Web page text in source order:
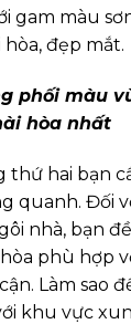
gam màu
đẹp mắt.
phối màu
hòa nhất
hai bạn
quanh. Đối
nhà, bạn
phù hợp
Làm sao
khu vực